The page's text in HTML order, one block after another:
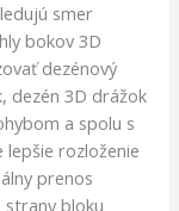
smer
bokov 3D
dezénový
dezén 3D drážok
a spolu s
lepšie rozloženie
prenos
strany bloku